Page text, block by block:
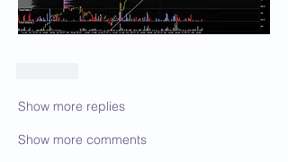
Show more replies
Show more comments